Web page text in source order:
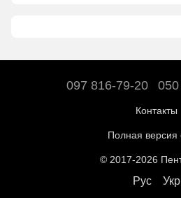
097 816-79-20
Контакты
Полная версия
© 2017-2026
Рус Укр